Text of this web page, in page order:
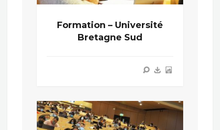
Formation – Université
Bretagne Sud